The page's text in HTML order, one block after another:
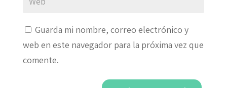
Guarda mi nombre, correo electrónico y
web en este navegador para la próxima vez que
comente.